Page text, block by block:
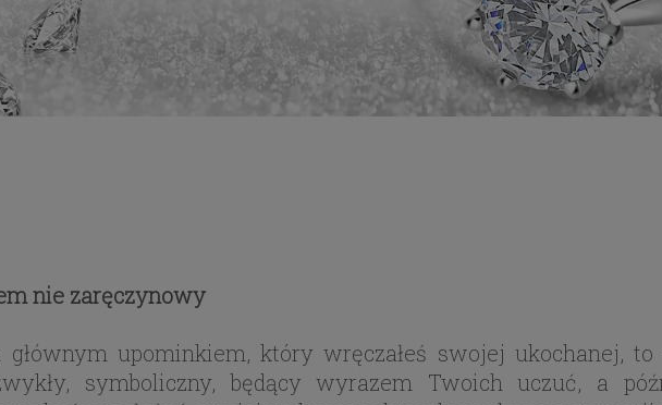
nie zaręczynowy
upominkiem, który wręczałeś swojej ukochanej, to
symboliczny, będący wyrazem Twoich uczuć, a